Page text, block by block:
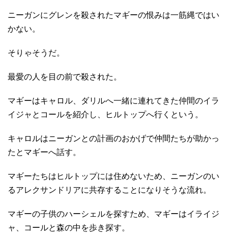
ニーガンにグレンを殺されたマギーの恨みは一筋縄ではい
かない。
そりゃそうだ。
最愛の人を目の前で殺された。
マギーはキャロル、ダリルへ一緒に連れてきた仲間のイラ
イジャとコールを紹介し、ヒルトップへ行くという。
キャロルはニーガンとの計画のおかげで仲間たちが助かっ
たとマギーへ話す。
マギーたちはヒルトップには住めないため、ニーガンのい
るアレクサンドリアに共存することになりそうな流れ。
マギーの子供のハーシェルを探すため、マギーはイライジ
ャ、コールと森の中を歩き探す。